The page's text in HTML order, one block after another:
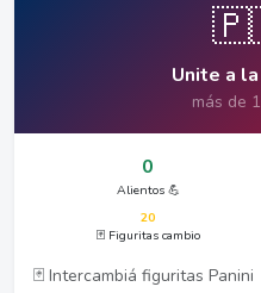
Unite a
más de
0
Alientos 💪
20
🃏 Figuritas cambio
🃏 Intercambiá figuritas Panini